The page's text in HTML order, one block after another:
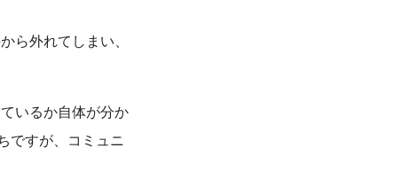
ら外れてしまい、
いるか自体が分か
ですが、コミュニ